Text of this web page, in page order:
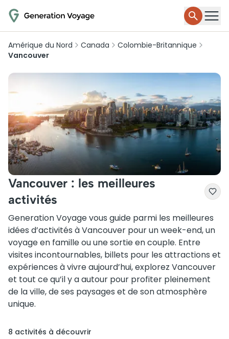
Amérique du Nord Canada
Colombie-Britannique
Vancouver
Vancouver : les meilleures
activités
Generation Voyage vous guide parmi les meilleures
idées d’activités à Vancouver pour un week-end, un
voyage en famille ou une sortie en couple. Entre
visites incontournables, billets pour les attractions et
expériences à vivre aujourd’hui, explorez Vancouver
et tout ce qu’il y a autour pour profiter pleinement
de la ville, de ses paysages et de son atmosphère
unique.
8 activités à découvrir